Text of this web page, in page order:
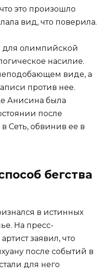
это произошло
вид, что поверила.
олимпийской
насилие.
виде, а
против нее.
Анисина была
после
Сеть, обвинив ее в
бегства
в истинных
На пресс-
заявил, что
после событий в
для него